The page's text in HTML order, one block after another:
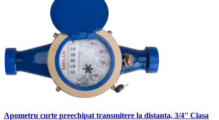
Apometru curte preechipat transmitere la distanta, 3/4'' Clasa